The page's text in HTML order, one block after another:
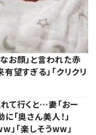
お顔」と言われた赤
望すぎる」「クリクリ
て行くと…妻「おー
「奥さん美人！」
」「楽しそうww」